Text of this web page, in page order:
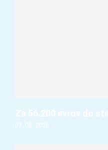
Za 56.200 evrov do
07. 08. 2026